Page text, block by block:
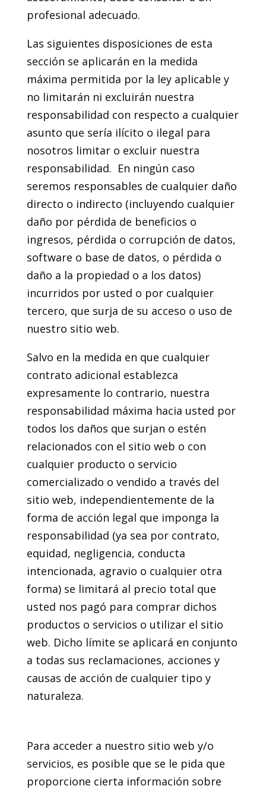
profesional adecuado.
Las siguientes disposiciones de esta
sección se aplicarán en la medida
máxima permitida por la ley aplicable y
no limitarán ni excluirán nuestra
responsabilidad con respecto a cualquier
asunto que sería ilícito o ilegal para
nosotros limitar o excluir nuestra
responsabilidad. En ningún caso
seremos responsables de cualquier daño
directo o indirecto (incluyendo cualquier
daño por pérdida de beneficios o
ingresos, pérdida o corrupción de datos,
software o base de datos, o pérdida o
daño a la propiedad o a los datos)
incurridos por usted o por cualquier
tercero, que surja de su acceso o uso de
nuestro sitio web.
Salvo en la medida en que cualquier
contrato adicional establezca
expresamente lo contrario, nuestra
responsabilidad máxima hacia usted por
todos los daños que surjan o estén
relacionados con el sitio web o con
cualquier producto o servicio
comercializado o vendido a través del
sitio web, independientemente de la
forma de acción legal que imponga la
responsabilidad (ya sea por contrato,
equidad, negligencia, conducta
intencionada, agravio o cualquier otra
forma) se limitará al precio total que
usted nos pagó para comprar dichos
productos o servicios o utilizar el sitio
web. Dicho límite se aplicará en conjunto
a todas sus reclamaciones, acciones y
causas de acción de cualquier tipo y
naturaleza.
Para acceder a nuestro sitio web y/o
servicios, es posible que se le pida que
proporcione cierta información sobre